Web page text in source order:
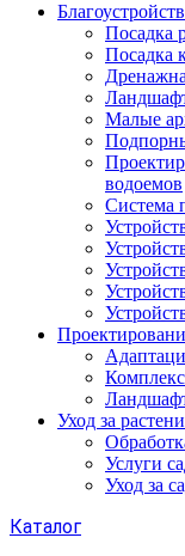
Посадка
Посадка
Малые
водоемов
Система
Уход за
Услуги
Уход за
Каталог